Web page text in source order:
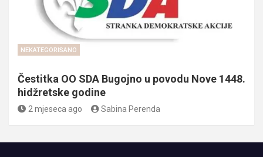
NEKATEGORISANO
Čestitka OO SDA Bugojno u povodu Nove 1448.
hidžretske godine
2 mjeseca ago Sabina Perenda